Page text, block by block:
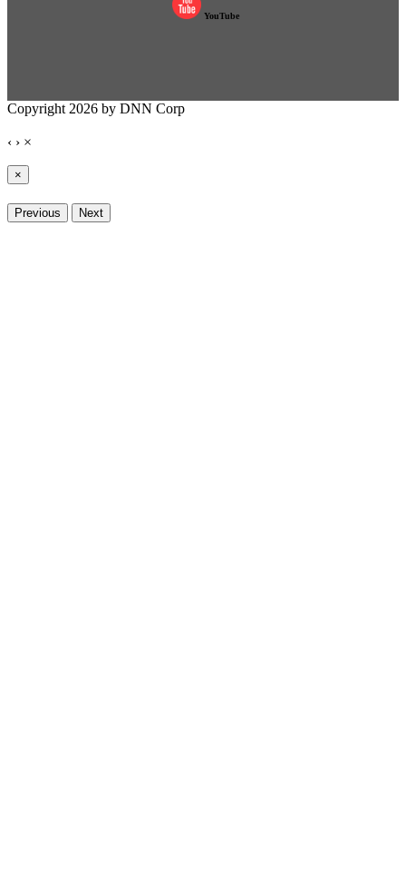
YouTube
Copyright 2026 by DNN Corp
‹ › ×
×
Previous Next